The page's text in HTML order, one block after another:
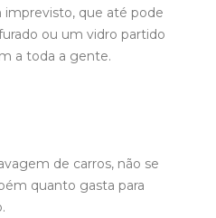
imprevisto, que até pode
ou um vidro partido
a toda a gente.
de carros, não se
quanto gasta para